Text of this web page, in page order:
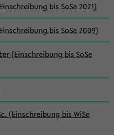
bis SoSe 2021)
bis SoSe 2009)
(Einschreibung bis SoSe
(Einschreibung bis WiSe